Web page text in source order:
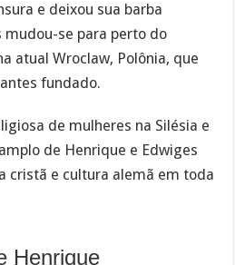
e deixou sua barba
mudou-se para perto do
atual Wroclaw, Polônia, que
fundado.
de mulheres na Silésia e
de Henrique e Edwiges
cristã e cultura alemã em toda
Henrique